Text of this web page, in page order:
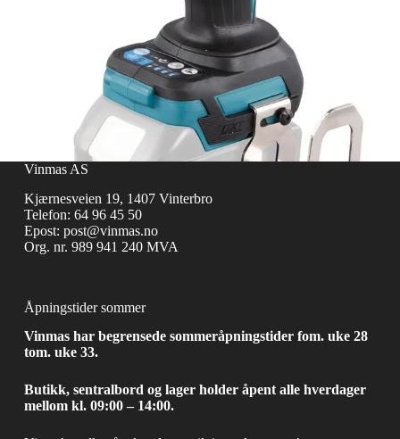
Vinmas AS
Kjærnesveien 19, 1407 Vinterbro
Telefon: 64 96 45 50
Epost: post@vinmas.no
Org. nr. 989 941 240 MVA
Åpningstider sommer
Vinmas har begrensede sommeråpningstider fom. uke 28
tom. uke 33.
Butikk, sentralbord og lager holder åpent alle hverdager
mellom kl. 09:00 – 14:00.